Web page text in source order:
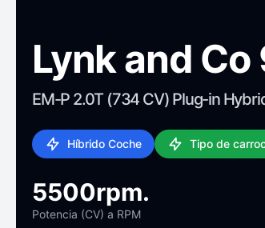
Lynk and
EM-P 2.0T (734 CV) Plug-in
Híbrido Coche Tipo de
5500rpm.
Potencia (CV) a RPM